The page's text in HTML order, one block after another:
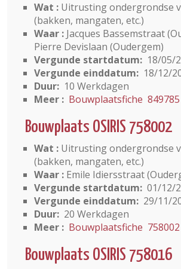
Wat : Uitrusting ondergrondse
(bakken, mangaten, etc.)
Waar : Jacques Bassemstraat
Pierre Devislaan (Oudergem)
Vergunde startdatum: 18/05/
Vergunde einddatum: 18/12/
Duur: 10 Werkdagen
Meer : Bouwplaatsfiche 849785
Bouwplaats OSIRIS 758002
Wat : Uitrusting ondergrondse
(bakken, mangaten, etc.)
Waar : Emile Idiersstraat
Vergunde startdatum: 01/12/
Vergunde einddatum: 29/11/
Duur: 20 Werkdagen
Meer : Bouwplaatsfiche 758002
Bouwplaats OSIRIS 758016